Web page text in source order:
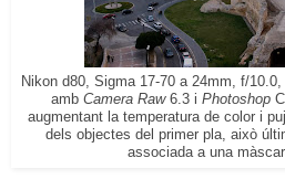
Nikon d80, Sigma 17-70 a 24mm, f/
amb Camera Raw 6.3 i Photoshop
augmentant la temperatura de color i
dels objectes del primer pla, això
associada a una